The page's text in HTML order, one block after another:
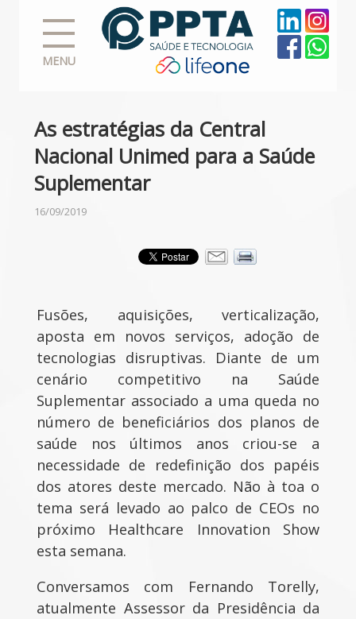
MENU
As estratégias da Central
Nacional Unimed para a Saúde
Suplementar
16/09/2019
Fusões, aquisições, verticalização,
aposta em novos serviços, adoção de
tecnologias disruptivas. Diante de um
cenário competitivo na Saúde
Suplementar associado a uma queda no
número de beneficiários dos planos de
saúde nos últimos anos criou-se a
necessidade de redefinição dos papéis
dos atores deste mercado. Não à toa o
tema será levado ao palco de CEOs no
próximo Healthcare Innovation Show
esta semana.
Conversamos com Fernando Torelly,
atualmente Assessor da Presidência da